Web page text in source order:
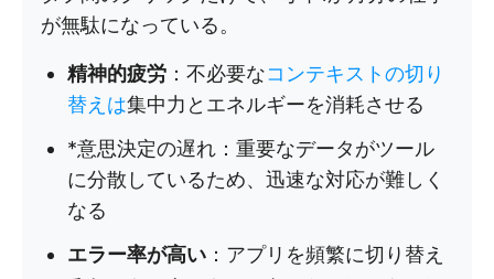
が無駄になっている。
精神的疲労 ：不必要なコンテキストの切り
替えは集中力とエネルギーを消耗させる
*意思決定の遅れ：重要なデータがツール
に分散しているため、迅速な対応が難しく
なる
エラー率が高い ：アプリを頻繁に切り替え